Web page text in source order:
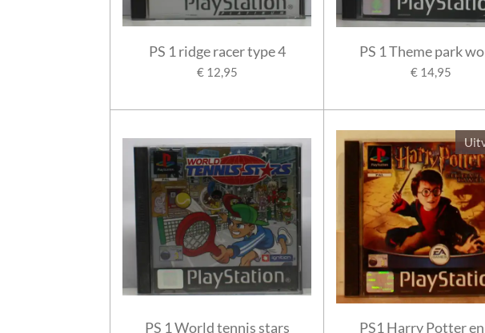
PS 1 ridge racer type 4
€ 12,95
PS 1 Theme park
€ 14,95
PS 1 World tennis stars PS1 Harry Potter